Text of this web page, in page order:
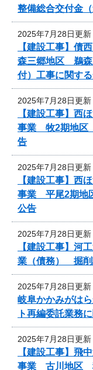
整備総合交付金
2025年7月28日更新
【建設工事】
森三郷地区 鵜森
付）工事に関す
2025年7月28日更新
【建設工事】西
事業 牧2期地区
告
2025年7月28日更新
【建設工事】西
事業 平尾2期地
公告
2025年7月28日更新
【建設工事】河
業（債務） 掘削
2025年7月28日更新
岐阜かかみがは
ト再編委託業務
2025年7月28日更新
【建設工事】飛
事業 古川地区